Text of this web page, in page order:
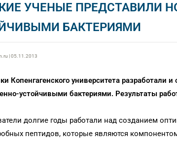
УЧЕНЫЕ ПРЕДСТАВИЛИ
БАКТЕРИЯМИ
| 05.11.2013
Копенгагенского университета разработали
устойчивыми бактериями. Результаты
долгие годы работали над созданием
пептидов, которые являются